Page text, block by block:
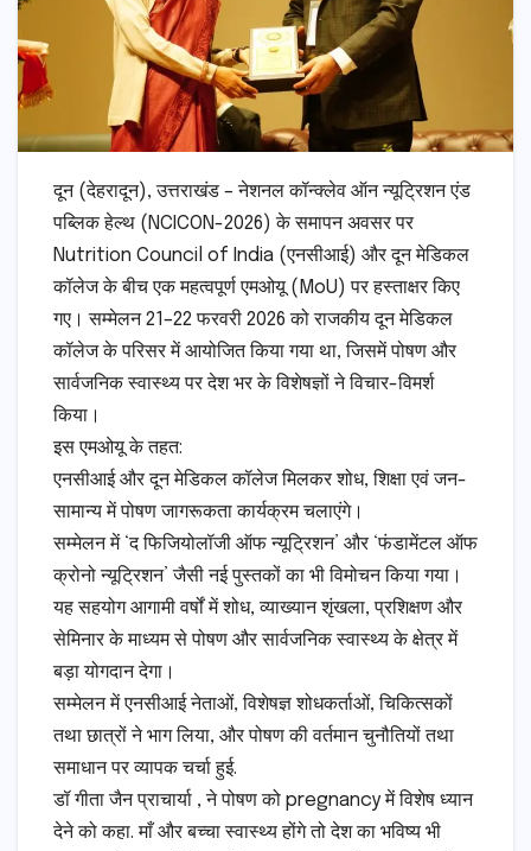
दून (देहरादून), उत्तराखंड – नेशनल कॉन्क्लेव ऑन न्यूट्रिशन एंड
पब्लिक हेल्थ (NCICON-2026) के समापन अवसर पर
Nutrition Council of India (एनसीआई) और दून मेडिकल
कॉलेज के बीच एक महत्वपूर्ण एमओयू (MoU) पर हस्ताक्षर किए
गए। सम्मेलन 21–22 फरवरी 2026 को राजकीय दून मेडिकल
कॉलेज के परिसर में आयोजित किया गया था, जिसमें पोषण और
सार्वजनिक स्वास्थ्य पर देश भर के विशेषज्ञों ने विचार-विमर्श
किया।
इस एमओयू के तहत:
एनसीआई और दून मेडिकल कॉलेज मिलकर शोध, शिक्षा एवं जन-
सामान्य में पोषण जागरूकता कार्यक्रम चलाएंगे।
सम्मेलन में ‘द फिजियोलॉजी ऑफ न्यूट्रिशन’ और ‘फंडामेंटल ऑफ
क्रोनो न्यूट्रिशन’ जैसी नई पुस्तकों का भी विमोचन किया गया।
यह सहयोग आगामी वर्षों में शोध, व्याख्यान शृंखला, प्रशिक्षण और
सेमिनार के माध्यम से पोषण और सार्वजनिक स्वास्थ्य के क्षेत्र में
बड़ा योगदान देगा।
सम्मेलन में एनसीआई नेताओं, विशेषज्ञ शोधकर्ताओं, चिकित्सकों
तथा छात्रों ने भाग लिया, और पोषण की वर्तमान चुनौतियों तथा
समाधान पर व्यापक चर्चा हुई.
डॉ गीता जैन प्राचार्या , ने पोषण को pregnancy में विशेष ध्यान
देने को कहा. माँ और बच्चा स्वास्थ्य होंगे तो देश का भविष्य भी